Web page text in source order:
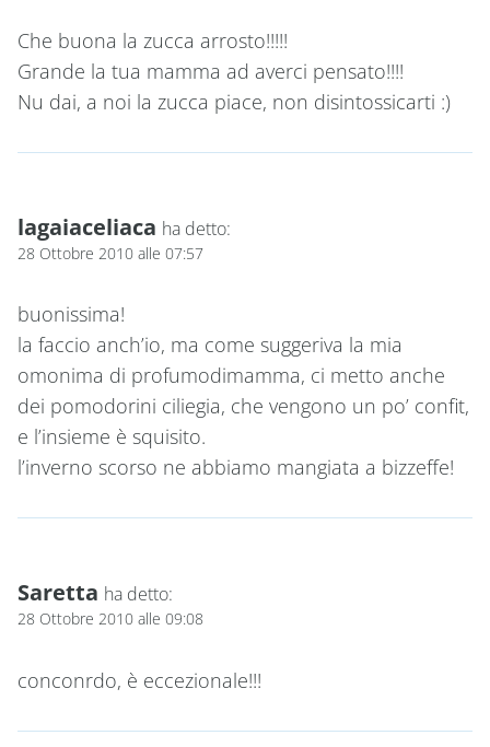
Che buona la zucca arrosto!!!!!
Grande la tua mamma ad averci pensato!!!!
Nu dai, a noi la zucca piace, non disintossicarti :)
lagaiaceliaca ha detto:
28 Ottobre 2010 alle 07:57
buonissima!
la faccio anch’io, ma come suggeriva la mia
omonima di profumodimamma, ci metto anche
dei pomodorini ciliegia, che vengono un po’ confit,
e l’insieme è squisito.
l’inverno scorso ne abbiamo mangiata a bizzeffe!
Saretta ha detto:
28 Ottobre 2010 alle 09:08
conconrdo, è eccezionale!!!